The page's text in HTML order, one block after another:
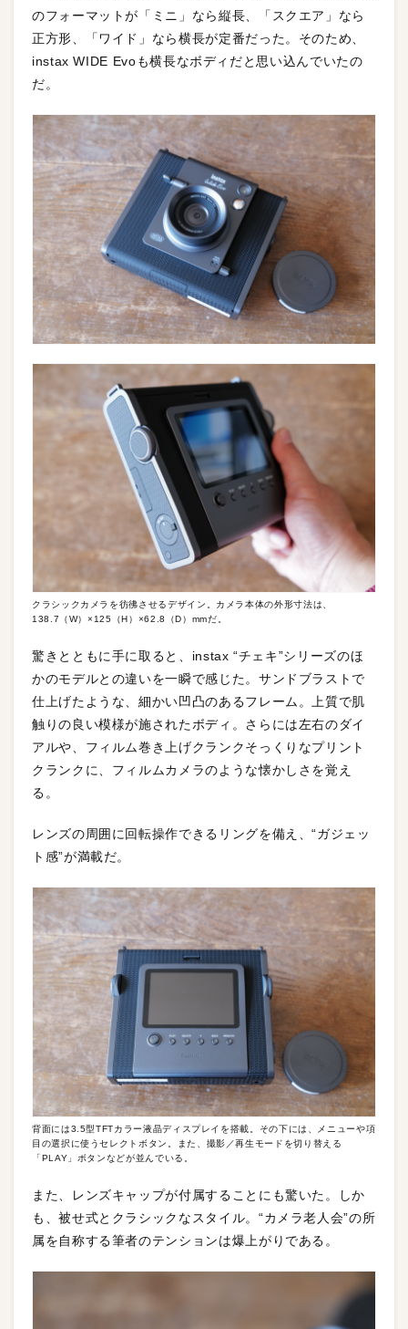
のフォーマットが「ミニ」なら縦長、「スクエア」なら
正方形、「ワイド」なら横長が定番だった。そのため、
instax WIDE Evoも横長なボディだと思い込んでいたの
だ。
クラシックカメラを彷彿させるデザイン。カメラ本体の外形寸法は、
138.7（W）×125（H）×62.8（D）mmだ。
驚きとともに手に取ると、instax “チェキ”シリーズのほ
かのモデルとの違いを一瞬で感じた。サンドブラストで
仕上げたような、細かい凹凸のあるフレーム。上質で肌
触りの良い模様が施されたボディ。さらには左右のダイ
アルや、フィルム巻き上げクランクそっくりなプリント
クランクに、フィルムカメラのような懐かしさを覚え
る。
レンズの周囲に回転操作できるリングを備え、“ガジェッ
ト感”が満載だ。
背面には3.5型TFTカラー液晶ディスプレイを搭載。その下には、メニューや項
目の選択に使うセレクトボタン。また、撮影／再生モードを切り替える
「PLAY」ボタンなどが並んでいる。
また、レンズキャップが付属することにも驚いた。しか
も、被せ式とクラシックなスタイル。“カメラ老人会”の所
属を自称する筆者のテンションは爆上がりである。